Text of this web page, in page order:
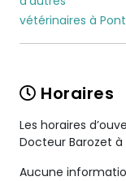
vétérinaires à
Horaires
Les horaires
Docteur Barozet
Aucune